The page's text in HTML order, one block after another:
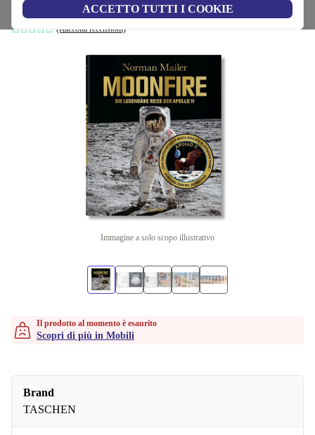
ACCETTO TUTTI I COOKIE
bianco
(Raccolta recensioni)
Immagine a solo scopo illustrativo
Il prodotto al momento è esaurito
Scopri di più in Mobili
Brand
TASCHEN